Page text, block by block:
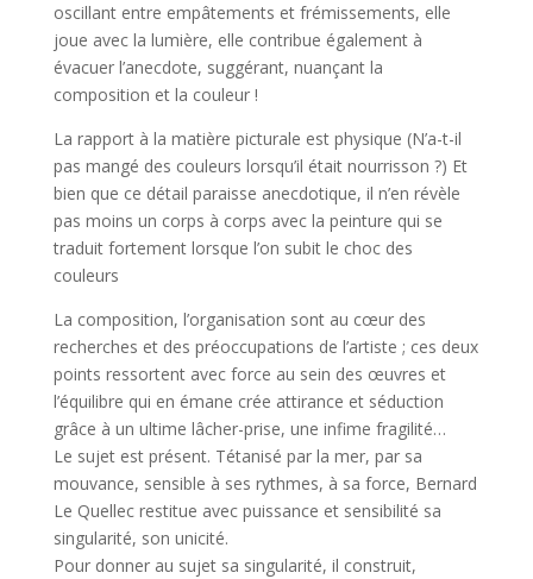
oscillant entre empâtements et frémissements, elle
joue avec la lumière, elle contribue également à
évacuer l’anecdote, suggérant, nuançant la
composition et la couleur !
La rapport à la matière picturale est physique (N’a-t-il
pas mangé des couleurs lorsqu’il était nourrisson ?) Et
bien que ce détail paraisse anecdotique, il n’en révèle
pas moins un corps à corps avec la peinture qui se
traduit fortement lorsque l’on subit le choc des
couleurs
La composition, l’organisation sont au cœur des
recherches et des préoccupations de l’artiste ; ces deux
points ressortent avec force au sein des œuvres et
l’équilibre qui en émane crée attirance et séduction
grâce à un ultime lâcher-prise, une infime fragilité…
Le sujet est présent. Tétanisé par la mer, par sa
mouvance, sensible à ses rythmes, à sa force, Bernard
Le Quellec restitue avec puissance et sensibilité sa
singularité, son unicité.
Pour donner au sujet sa singularité, il construit,